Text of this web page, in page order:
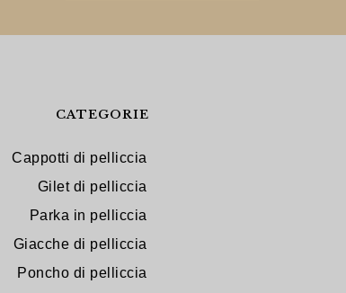
CATEGORIE
Cappotti di pelliccia
Gilet di pelliccia
Parka in pelliccia
Giacche di pelliccia
Poncho di pelliccia